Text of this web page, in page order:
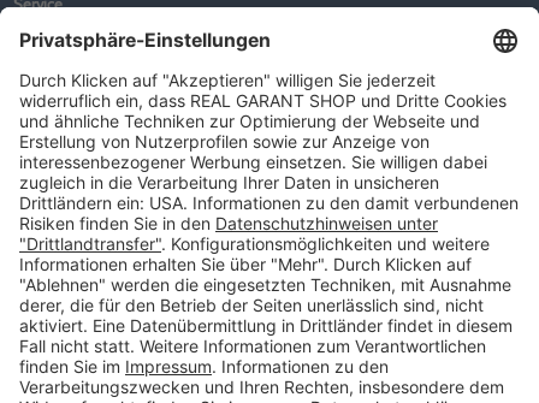
Warenkorb
Neues Kunden-Konto anlegen
Newsletter
Kontakt
FAQs
Über uns
Kategorien
Betriebsorganisation (52)
Schlüsselorganisation (140)
Reifenorganisation (35)
Werkstattorganisation (166)
Preisauszeichnung und Preisdisplays (35)
Formulare KFZ und Werkstatt (34)
Kennzeichenhalter (49)
KFZ-Verkauf und KFZ-Präsentation (19)
Aussenwerbung (47)
Prospektpräsentation, Infosysteme (29)
Werbeartikel und Give-Aways (212)
SALES OFF (14)